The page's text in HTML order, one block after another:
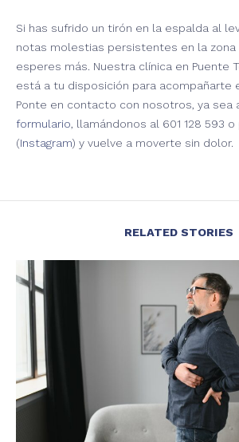
Si has sufrido un tirón en la espalda al
notas molestias persistentes en la zona
esperes más. Nuestra clínica en Puente
está a tu disposición para acompañarte
Ponte en contacto con nosotros, ya sea
formulario , llamándonos al 601 128 593 o
(Instagram) y vuelve a moverte sin dolor.
RELATED STORIES